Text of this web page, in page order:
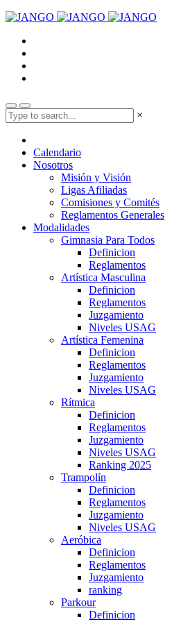
×
Calendario
Nosotros
Misión y Visión
Ligas Afiliadas
Comisiones y Comités
Reglamentos Generales
Modalidades
Gimnasia Para Todos
Definicion
Reglamentos
Artística Masculina
Definicion
Reglamentos
Juzgamiento
Niveles USAG
Artística Femenina
Definicion
Reglamentos
Juzgamiento
Niveles USAG
Rítmica
Definicion
Reglamentos
Juzgamiento
Niveles USAG
Ranking 2025
Trampolín
Definicion
Reglamentos
Juzgamiento
Niveles USAG
Aeróbica
Definicion
Reglamentos
Juzgamiento
ranking
Parkour
Definicion